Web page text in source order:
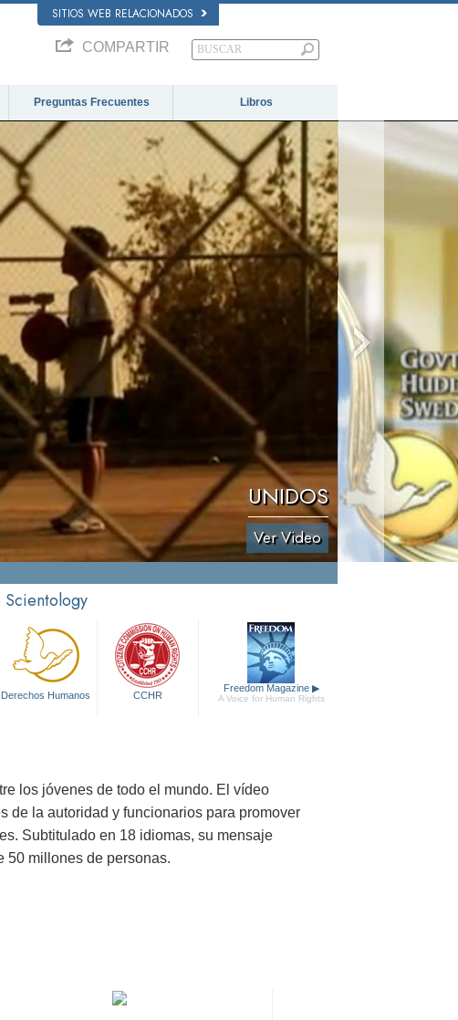
SITIOS WEB RELACIONADOS
COMPARTIR
Preguntas Frecuentes Libros
UNIDOS
Ver Video
Derechos Humanos CCHR
Freedom Magazine ▶
A Voice for Human Rights
los jóvenes de todo el mundo. El vídeo
de la autoridad y funcionarios para promover
Subtitulado en 18 idiomas, su mensaje
50 millones de personas.